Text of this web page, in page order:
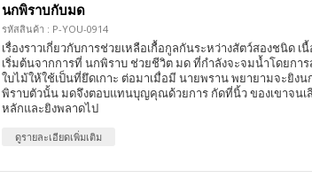
นกพิราบกับมด
รหัสสินค้า : P-YOU-0914
เรื่องราวเกี่ยวกับการช่วยเหลือเกื้อกูลกันระหว่างสัตว์สองชนิด เ
เริ่มต้นจากการที่ นกพิราบ ช่วยชีวิต มด ที่กำลังจะจมน้ำโดยการ
ใบไม้ให้ใช้เป็นที่ยึดเกาะ ต่อมาเมื่อมี นายพราน พยายามจะยิงน
พิราบตัวนั้น มดจึงตอบแทนบุญคุณด้วยการ กัดที่นิ้ว ของเขาจนเ
หลักและยิงพลาดไป
ดูรายละเอียดเพิ่มเติม